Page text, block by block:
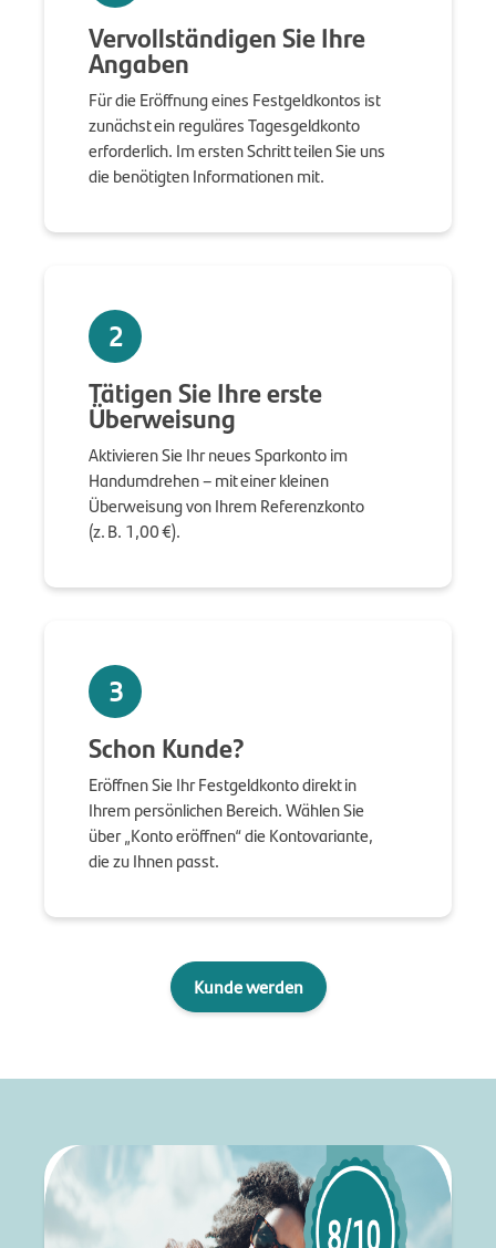
Vervollständigen Sie Ihre
Angaben
Für die Eröffnung eines Festgeldkontos ist
zunächst ein reguläres Tagesgeldkonto
erforderlich. Im ersten Schritt teilen Sie uns
die benötigten Informationen mit.
2
Tätigen Sie Ihre erste
Überweisung
Aktivieren Sie Ihr neues Sparkonto im
Handumdrehen – mit einer kleinen
Überweisung von Ihrem Referenzkonto
(z. B. 1,00 €).
3
Schon Kunde?
Eröffnen Sie Ihr Festgeldkonto direkt in
Ihrem persönlichen Bereich. Wählen Sie
über „Konto eröffnen“ die Kontovariante,
die zu Ihnen passt.
Kunde werden